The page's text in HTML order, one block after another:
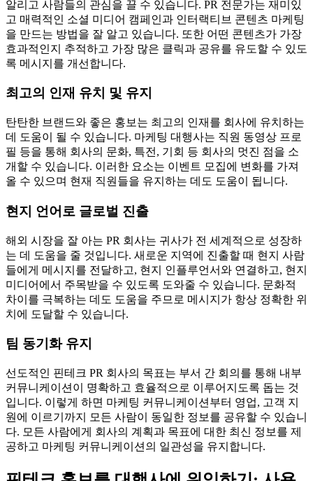
알리고 사람들의 관심을 끌 수 있습니다. PR 전문가는 재미있
고 매력적인 소셜 미디어 캠페인과 인터랙티브 콘텐츠 마케팅
을 만드는 방법을 잘 알고 있습니다. 또한 어떤 콘텐츠가 가장
효과적인지 추적하고 가장 많은 클릭과 공유를 유도할 수 있도
록 메시지를 개선합니다.
최고의 인재 유치 및 유지
탄탄한 브랜드와 좋은 홍보는 최고의 인재를 회사에 유치하는
데 도움이 될 수 있습니다. 마케팅 대행사는 직원 동영상 프로
필 등을 통해 회사의 문화, 특전, 기회 등 회사의 멋진 점을 소
개할 수 있습니다. 이러한 요소는 이벤트 모집에 변화를 가져
올 수 있으며 현재 직원들을 유지하는 데도 도움이 됩니다.
현지 언어로 글로벌 진출
해외 시장을 잘 아는 PR 회사는 귀사가 전 세계적으로 성장하
는 데 도움을 줄 것입니다. 새로운 지역에 진출할 때 현지 사람
들에게 메시지를 전달하고, 현지 인플루언서와 연결하고, 현지
미디어에서 주목받을 수 있도록 도와줄 수 있습니다. 문화적
차이를 극복하는 데도 도움을 주므로 메시지가 항상 정확한 위
치에 도달할 수 있습니다.
팀 동기화 유지
선도적인 핀테크 PR 회사의 목표는 부서 간 회의를 통해 내부
커뮤니케이션이 명확하고 효율적으로 이루어지도록 돕는 것
입니다. 이렇게 하면 마케팅 커뮤니케이션부터 영업, 고객 지
원에 이르기까지 모든 사람이 동일한 정보를 공유할 수 있습니
다. 모든 사람에게 회사의 계획과 목표에 대한 최신 정보를 제
공하고 마케팅 커뮤니케이션의 일관성을 유지합니다.